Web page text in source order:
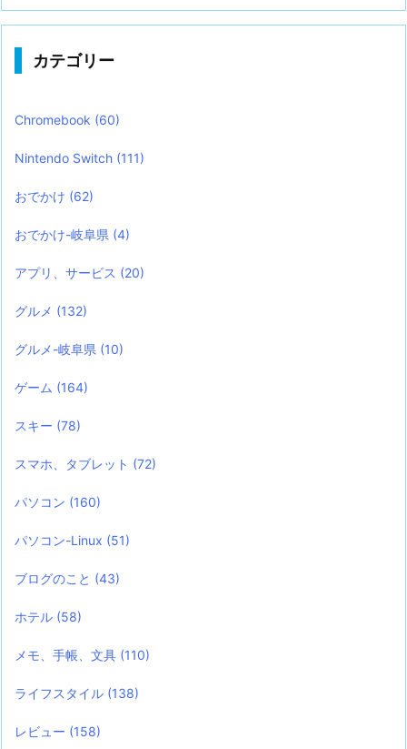
カテゴリー
Chromebook (60)
Nintendo Switch (111)
おでかけ (62)
おでかけ-岐阜県 (4)
アプリ、サービス (20)
グルメ (132)
グルメ-岐阜県 (10)
ゲーム (164)
スキー (78)
スマホ、タブレット (72)
パソコン (160)
パソコン-Linux (51)
ブログのこと (43)
ホテル (58)
メモ、手帳、文具 (110)
ライフスタイル (138)
レビュー (158)